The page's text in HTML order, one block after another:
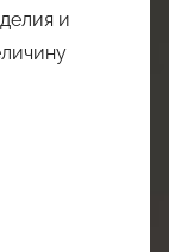
и